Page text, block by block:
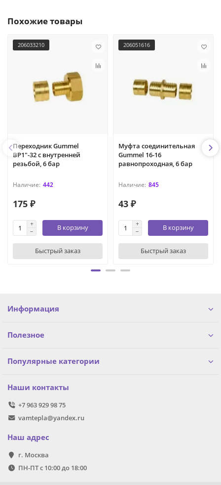
Похожие товары
206033210
Переходник Gummel
ВР1"-32 с внутренней
резьбой, 6 бар
442
175 ₽
В корзину
Быстрый заказ
206051616
Муфта соединительная
Gummel 16-16
равнопроходная, 6 бар
845
43 ₽
В корзину
Быстрый заказ
Информация
Полезное
Популярные категории
Наши контакты
+7 963 929 98 75
vamtepla@yandex.ru
Наш адрес
г. Москва
ПН-ПТ с 10:00 до 18:00